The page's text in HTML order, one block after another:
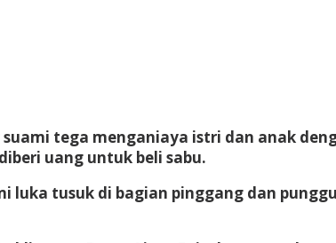
suami tega menganiaya istri dan anak
uang untuk beli sabu.
luka tusuk di bagian pinggang dan